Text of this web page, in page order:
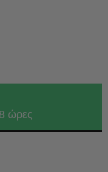
ώρες